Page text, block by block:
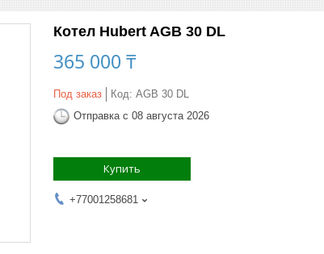
Котел Hubert AGB 30 DL
365 000 ₸
Под заказ Код: AGB 30 DL
Отправка с 08 августа 2026
Купить
+77001258681